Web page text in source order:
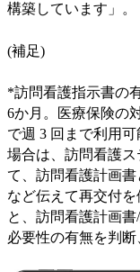
構築しています」。
(補足)
*訪問看護指示書の
6か月。医療保険の
で週 3 回まで利用
場合は、訪問看護
て、訪問看護計画
など伝えて再交付
と、訪問看護計画
必要性の有無を判断